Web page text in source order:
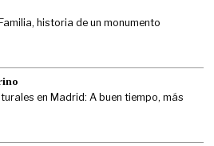
historia de un monumento
en Madrid: A buen tiempo, más